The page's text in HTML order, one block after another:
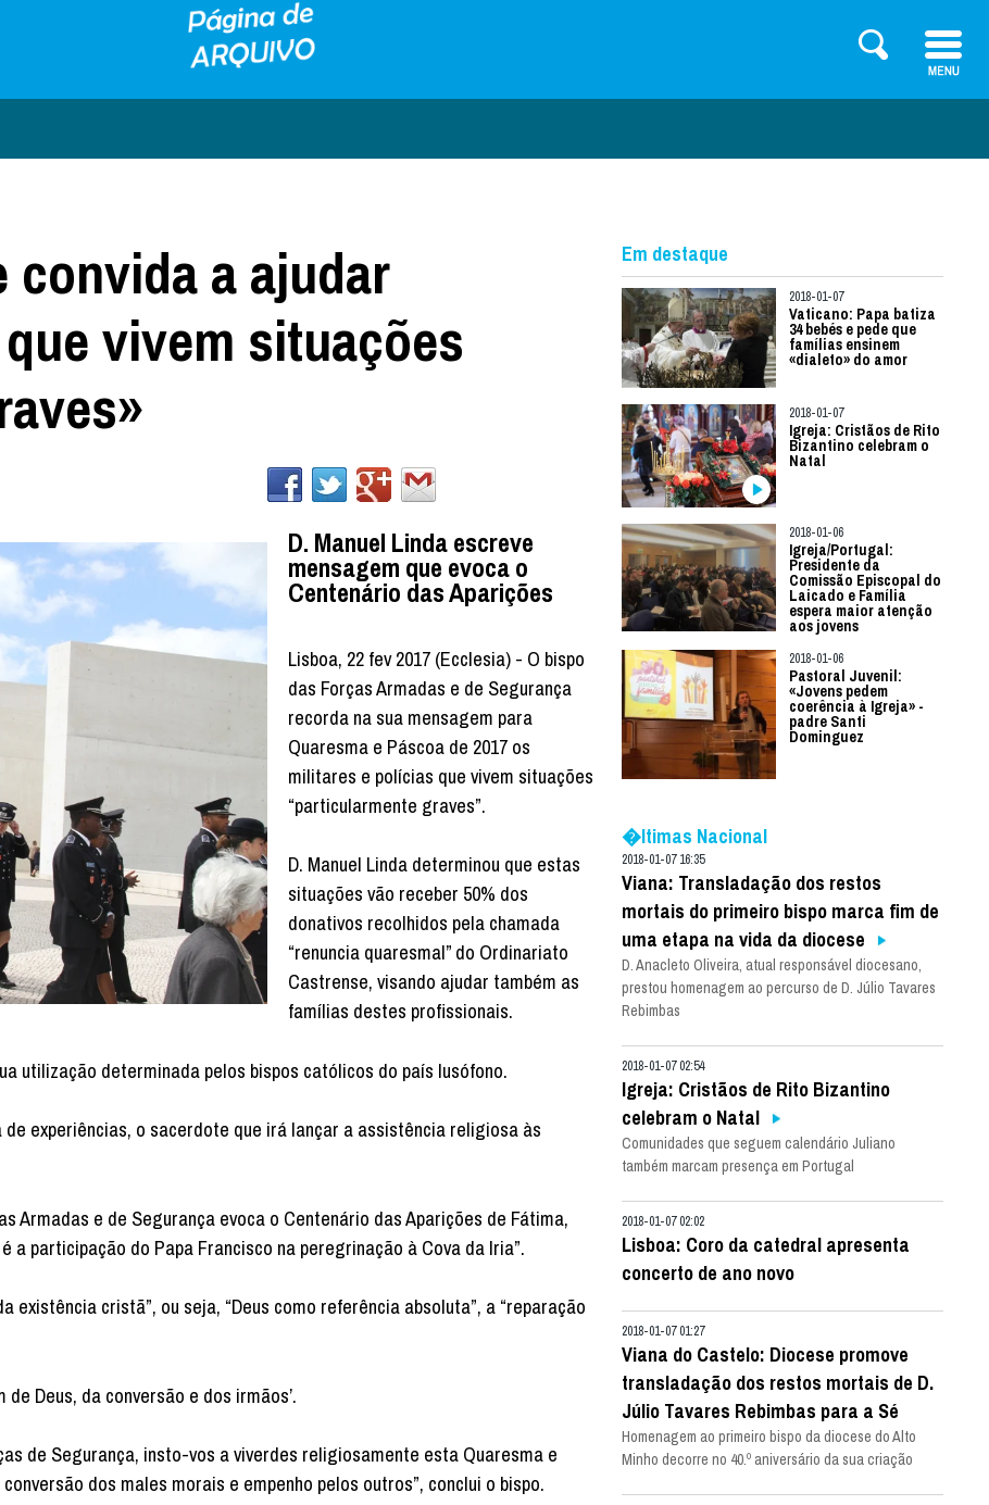
convida a ajudar
vivem situações
D. Manuel Linda escreve
mensagem que evoca o
Centenário das Aparições
Lisboa, 22 fev 2017 (Ecclesia) - O bispo
das Forças Armadas e de Segurança
recorda na sua mensagem para
Quaresma e Páscoa de 2017 os
militares e polícias que vivem situações
“particularmente graves”.
D. Manuel Linda determinou que estas
situações vão receber 50% dos
donativos recolhidos pela chamada
“renuncia quaresmal” do Ordinariato
Castrense, visando ajudar também as
famílias destes profissionais.
utilização determinada pelos bispos católicos do país lusófono.
experiências, o sacerdote que irá lançar a assistência religiosa às
Armadas e de Segurança evoca o Centenário das Aparições de Fátima,
participação do Papa Francisco na peregrinação à Cova da Iria”.
cristã”, ou seja, “Deus como referência absoluta”, a “reparação
Deus, da conversão e dos irmãos’.
de Segurança, insto-vos a viverdes religiosamente esta Quaresma e
dos males morais e empenho pelos outros”, conclui o bispo.
Em destaque
2018-01-07
Vaticano: Papa batiza
34 bebés e pede que
famílias ensinem
«dialeto» do amor
2018-01-07
Igreja: Cristãos de Rito
Bizantino celebram o
Natal
2018-01-06
Igreja/Portugal:
Presidente da
Comissão Episcopal do
Laicado e Família
espera maior atenção
aos jovens
2018-01-06
Pastoral Juvenil:
«Jovens pedem
coerência à Igreja» -
padre Santi
Dominguez
�ltimas Nacional
2018-01-07 16:35
Viana: Transladação dos restos
mortais do primeiro bispo marca fim de
uma etapa na vida da diocese
D. Anacleto Oliveira, atual responsável diocesano,
prestou homenagem ao percurso de D. Júlio Tavares
Rebimbas
2018-01-07 02:54
Igreja: Cristãos de Rito Bizantino
celebram o Natal
Comunidades que seguem calendário Juliano
também marcam presença em Portugal
2018-01-07 02:02
Lisboa: Coro da catedral apresenta
concerto de ano novo
2018-01-07 01:27
Viana do Castelo: Diocese promove
transladação dos restos mortais de D.
Júlio Tavares Rebimbas para a Sé
Homenagem ao primeiro bispo da diocese do Alto
Minho decorre no 40.º aniversário da sua criação